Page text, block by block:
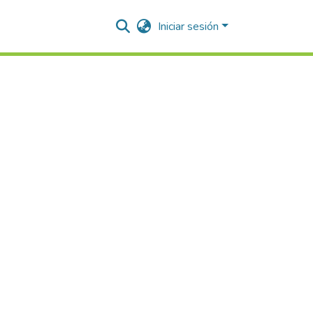
Iniciar sesión